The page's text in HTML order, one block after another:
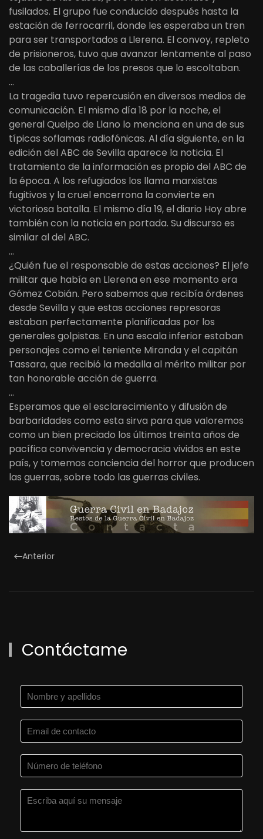
fusilados. El grupo fue conducido después hasta la
estación de ferrocarril, donde les esperaba un tren
para ser transportados a Llerena. El convoy, repleto
de prisioneros, tuvo que avanzar lentamente al paso
de las caballerías de los presos que lo escoltaban.
…
La tragedia tuvo repercusión en diversos medios de
comunicación. El mismo día 18 por la noche, el
general Queipo de Llano lo menciona en una de sus
típicas soflamas radiofónicas. Al día siguiente, en la
edición del ABC de Sevilla aparece la noticia. El
tratamiento de la información es propio del ABC de
la época. A los refugiados los llama marxistas
fugitivos y la cruel encerrona la convierte en
victoriosa batalla. El mismo día 19, el diario Hoy abre
también con la noticia en portada. Su discurso es
similar al del ABC.
…
¿Quién fue el responsable de estas acciones? El jefe
militar que había en Llerena en ese momento era
Gómez Cobián. Pero sabemos que recibía órdenes
desde Sevilla y que estas acciones represoras
estaban perfectamente planificadas por los
generales golpistas. En una escala inferior estaban
personajes como el teniente Miranda y el capitán
Tassara, que recibió la medalla al mérito militar por
tan honorable acción de guerra.
…
Esperamos que el esclarecimiento y difusión de
barbaridades como esta sirva para que valoremos
como un bien preciado los últimos treinta años de
pacífica convivencia y democracia vividos en este
país, y tomemos conciencia del horror que producen
las guerras, sobre todo las guerras civiles.
Anterior
Contáctame